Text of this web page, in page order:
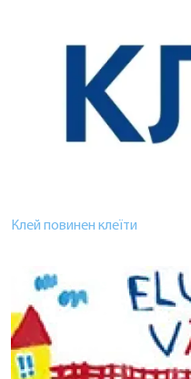
Клей повинен клеїти